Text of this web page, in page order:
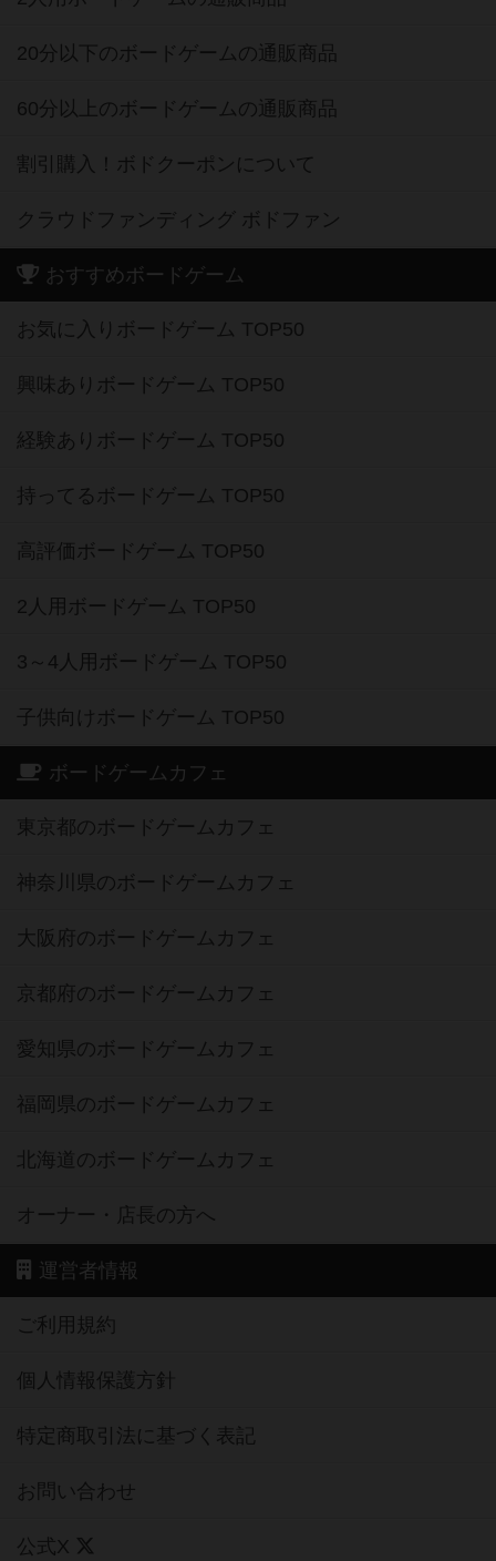
20分以下のボードゲームの通販商品
60分以上のボードゲームの通販商品
割引購入！ボドクーポンについて
クラウドファンディング ボドファン
おすすめボードゲーム
お気に入りボードゲーム TOP50
興味ありボードゲーム TOP50
経験ありボードゲーム TOP50
持ってるボードゲーム TOP50
高評価ボードゲーム TOP50
2人用ボードゲーム TOP50
3～4人用ボードゲーム TOP50
子供向けボードゲーム TOP50
ボードゲームカフェ
東京都のボードゲームカフェ
神奈川県のボードゲームカフェ
大阪府のボードゲームカフェ
京都府のボードゲームカフェ
愛知県のボードゲームカフェ
福岡県のボードゲームカフェ
北海道のボードゲームカフェ
オーナー・店長の方へ
運営者情報
ご利用規約
個人情報保護方針
特定商取引法に基づく表記
お問い合わせ
公式X